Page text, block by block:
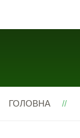
ГОЛОВНА